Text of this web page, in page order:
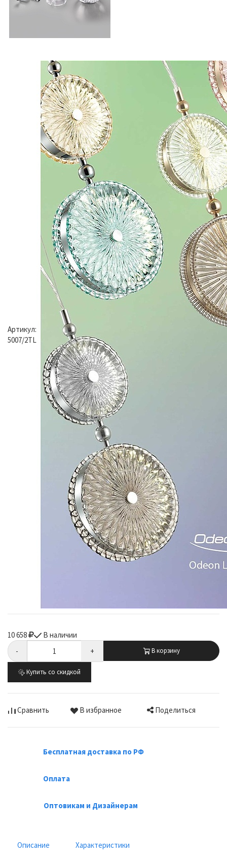
Артикул:
5007/2TL
10 658
В наличии
-
+ В корзину
Купить со скидкой
Сравнить В избранное Поделиться
Бесплатная доставка по РФ
Оплата
Оптовикам и Дизайнерам
Описание Характеристики